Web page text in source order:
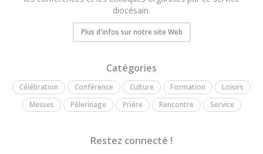
diocésain.
Plus d'infos sur notre site Web
Catégories
Célébration Conférence Culture Formation
Loisirs
Messes
Pèlerinage Prière Rencontre Service
Restez connecté !